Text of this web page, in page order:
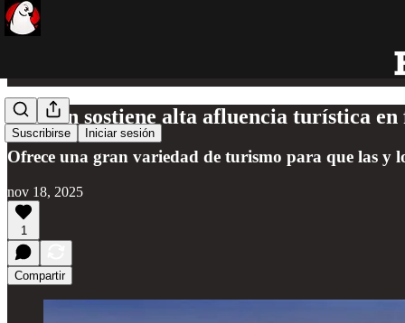
Suscribirse Iniciar sesión
Cancún sostiene alta afluencia turística
Ofrece una gran variedad de turismo para que las y
nov 18, 2025
1
Compartir